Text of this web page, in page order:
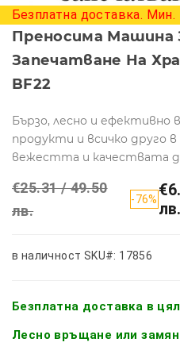
Безплатна доставка.
Преносима Машина
Запечатване На
BF22
Бързо, лесно и ефективно
продукти и всичко друго
вежестта и качествата
€25.31 / 49.50
лв.
-76%лв.
в наличност SKU#: 17856
Безплатна доставка в
Лесно връщане или